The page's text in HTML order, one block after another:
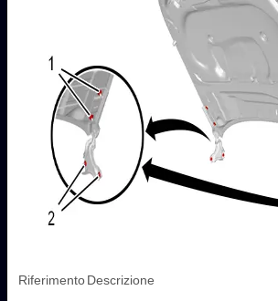
RiferimentoDescrizione